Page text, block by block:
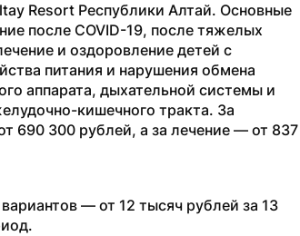
Resort Республики Алтай. Основные
после COVID-19, после тяжелых
и оздоровление детей с
питания и нарушения обмена
аппарата, дыхательной системы и
кишечного тракта. За
690 300 рублей, а за лечение — от 837
— от 12 тысяч рублей за 13